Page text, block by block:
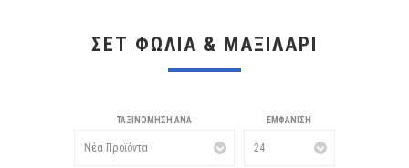
ΣΕΤ ΦΩΛΙΑ & ΜΑΞΙΛΑΡΙ
ΤΑΞΙΝΌΜΗΣΗ ΑΝΆ ΕΜΦΆΝΙΣΗ